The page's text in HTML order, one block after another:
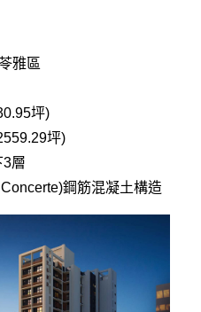
雅區
坪)
坪)
3層
鋼筋混凝土構造